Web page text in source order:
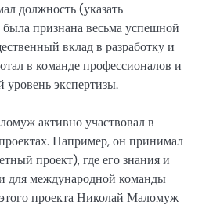
должность (указать
признана весьма успешной
вклад в разработку и
в команде профессионалов и
экспертизы.
активно участвовал в
Например, он принимал
проект), где его знания и
международной команды
проекта Николай Маломуж